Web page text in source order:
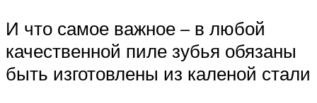
И что самое важное – в любой
качественной пиле зубья обязаны
быть изготовлены из каленой стали